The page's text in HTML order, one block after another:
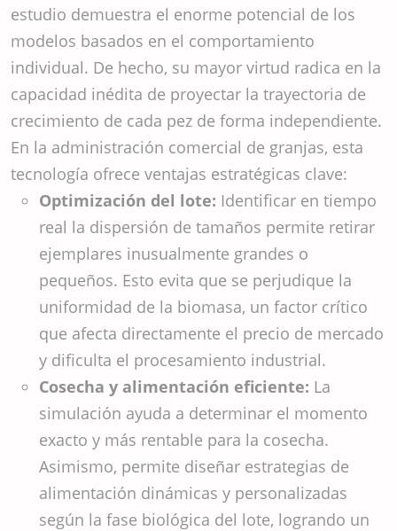
estudio demuestra el enorme potencial de los
modelos basados en el comportamiento
individual. De hecho, su mayor virtud radica en la
capacidad inédita de proyectar la trayectoria de
crecimiento de cada pez de forma independiente.
En la administración comercial de granjas, esta
tecnología ofrece ventajas estratégicas clave:
Optimización del lote: Identificar en tiempo
real la dispersión de tamaños permite retirar
ejemplares inusualmente grandes o
pequeños. Esto evita que se perjudique la
uniformidad de la biomasa, un factor crítico
que afecta directamente el precio de mercado
y dificulta el procesamiento industrial.
Cosecha y alimentación eficiente: La
simulación ayuda a determinar el momento
exacto y más rentable para la cosecha.
Asimismo, permite diseñar estrategias de
alimentación dinámicas y personalizadas
según la fase biológica del lote, logrando un